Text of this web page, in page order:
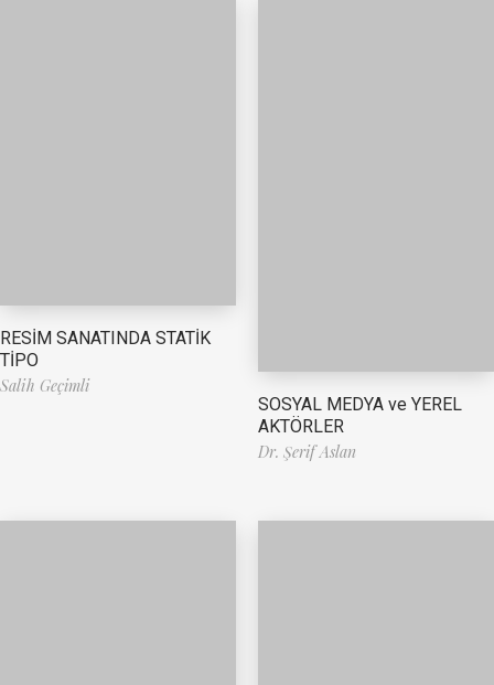
RESİM SANATINDA STATİK
TİPO
Salih Geçimli
SOSYAL MEDYA ve YEREL
AKTÖRLER
Dr. Şerif Aslan